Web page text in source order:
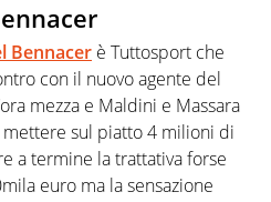
Bennacer è Tuttosport che
con il nuovo agente del
mezza e Maldini e Massara
mettere sul piatto 4 milioni di
a termine la trattativa forse
euro ma la sensazione